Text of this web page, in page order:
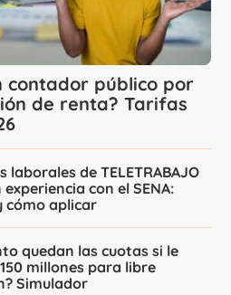
contador público por
de renta? Tarifas
laborales de TELETRABAJO
experiencia con el SENA:
cómo aplicar
quedan las cuotas si le
millones para libre
Simulador